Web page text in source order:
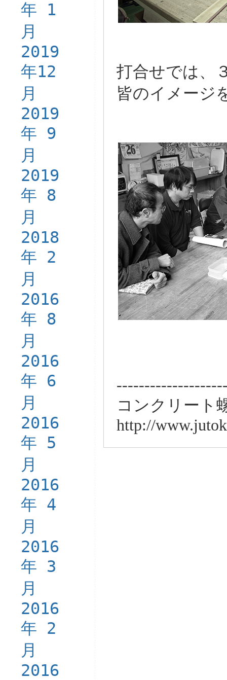
年 1
月
2019
年12
月
2019
年 9
月
2019
年 8
月
2018
年 2
月
2016
年 8
月
2016
年 6
月
2016
年 5
月
2016
年 4
月
2016
年 3
月
2016
年 2
月
2016
打合せでは、
皆のイメージ
コンクリート
http://